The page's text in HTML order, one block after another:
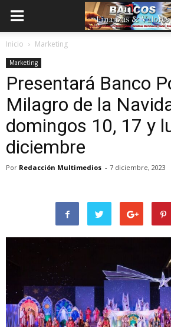
Inicio Marketing
Marketing
Presentará Banco
Milagro de la
domingos 10, 17 y
diciembre
Por Redacción Multimedios - 7 diciembre, 2023